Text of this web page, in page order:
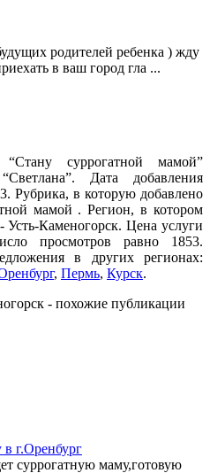
родителей ребенка ) жду
в ваш город гла ...
суррогатной мамой”
Дата добавления
Рубрика, в которую добавлено
мамой . Регион, в котором
Каменогорск. Цена услуги
просмотров равно 1853.
в других регионах:
, Пермь, Курск.
- похожие публикации
г.Оренбург
суррогатную маму,готовую